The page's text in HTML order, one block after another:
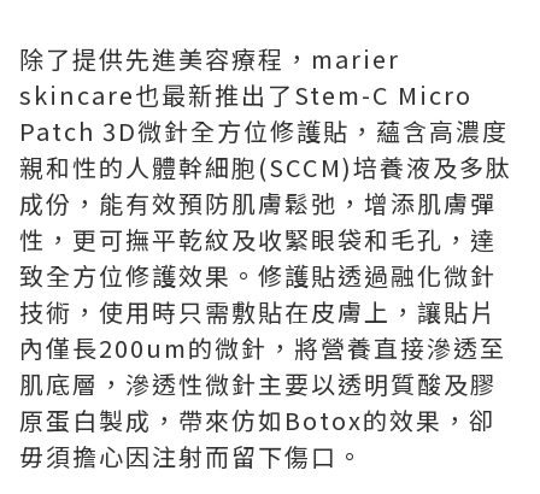
除了提供先進美容療程，marier
skincare也最新推出了Stem-C Micro
Patch 3D微針全方位修護貼，蘊含高濃度
親和性的人體幹細胞(SCCM)培養液及多肽
成份，能有效預防肌膚鬆弛，增添肌膚彈
性，更可撫平乾紋及收緊眼袋和毛孔，達
致全方位修護效果。修護貼透過融化微針
技術，使用時只需敷貼在皮膚上，讓貼片
內僅長200um的微針，將營養直接滲透至
肌底層，滲透性微針主要以透明質酸及膠
原蛋白製成，帶來仿如Botox的效果，卻
毋須擔心因注射而留下傷口。